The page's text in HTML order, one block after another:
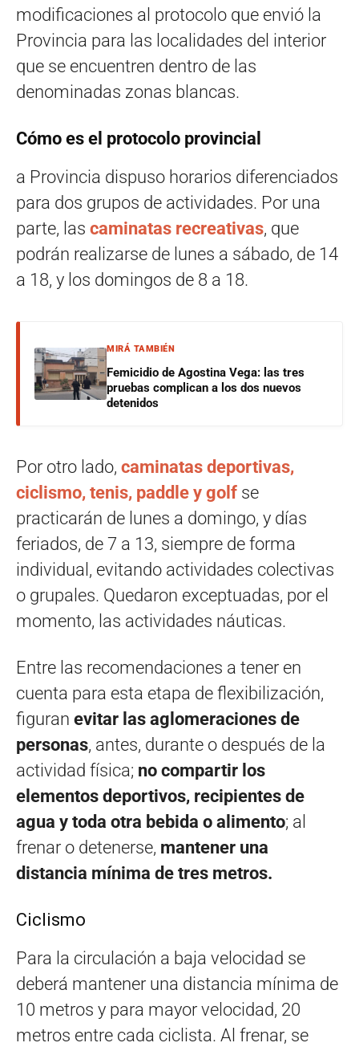
modificaciones al protocolo que envió la
Provincia para las localidades del interior
que se encuentren dentro de las
denominadas zonas blancas.
Cómo es el protocolo provincial
a Provincia dispuso horarios diferenciados
para dos grupos de actividades. Por una
parte, las caminatas recreativas, que
podrán realizarse de lunes a sábado, de 14
a 18, y los domingos de 8 a 18.
MIRÁ TAMBIÉN
Femicidio de Agostina Vega: las tres
pruebas complican a los dos nuevos
detenidos
Por otro lado, caminatas deportivas,
ciclismo, tenis, paddle y golf se
practicarán de lunes a domingo, y días
feriados, de 7 a 13, siempre de forma
individual, evitando actividades colectivas
o grupales. Quedaron exceptuadas, por el
momento, las actividades náuticas.
Entre las recomendaciones a tener en
cuenta para esta etapa de flexibilización,
figuran evitar las aglomeraciones de
personas, antes, durante o después de la
actividad física; no compartir los
elementos deportivos, recipientes de
agua y toda otra bebida o alimento; al
frenar o detenerse, mantener una
distancia mínima de tres metros.
Ciclismo
Para la circulación a baja velocidad se
deberá mantener una distancia mínima de
10 metros y para mayor velocidad, 20
metros entre cada ciclista. Al frenar, se